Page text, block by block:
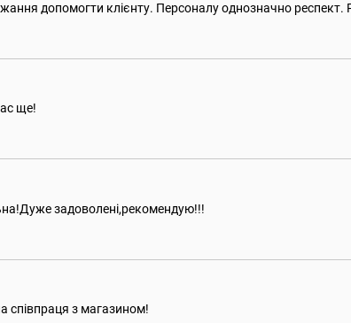
допомогти клієнту. Персоналу однозначно
ще!
задоволені,рекомендую!!!
співпраця з магазином!